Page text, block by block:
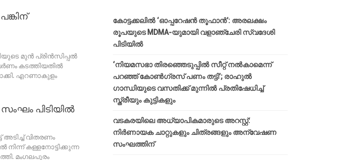
മുന്‍ പ്രിന്‍സിപ്പല്‍
കടത്തിയതില്‍
എറണാകുളം
പിടിയിൽ
വിതരണം
നിന്ന് കള്ളനോട്ടിക്കുന്ന
മംഗലപുരം
കോട്ടക്കലിൽ ‘ഓപ്പറേഷൻ തൂഫാൻ’: അരലക്ഷം
രൂപയുടെ MDMA-യുമായി വളാഞ്ചേരി സ്വദേശി
പിടിയിൽ
‘നിയമസഭാ തിരഞ്ഞെടുപ്പിൽ സീറ്റ് നൽകാമെന്ന്
പറഞ്ഞ് കോൺഗ്രസ് പണം തട്ടി’; രാഹുൽ
ഗാന്ധിയുടെ വസതിക്ക് മുന്നിൽ പ്രതിഷേധിച്ച്
സ്ത്രീയും കുട്ടികളും
വടകരയിലെ അധ്യാപികമാരുടെ അറസ്റ്റ്:
നിർണായക ചാറ്റുകളും ചിത്രങ്ങളും അന്വേഷണ
സംഘത്തിന്